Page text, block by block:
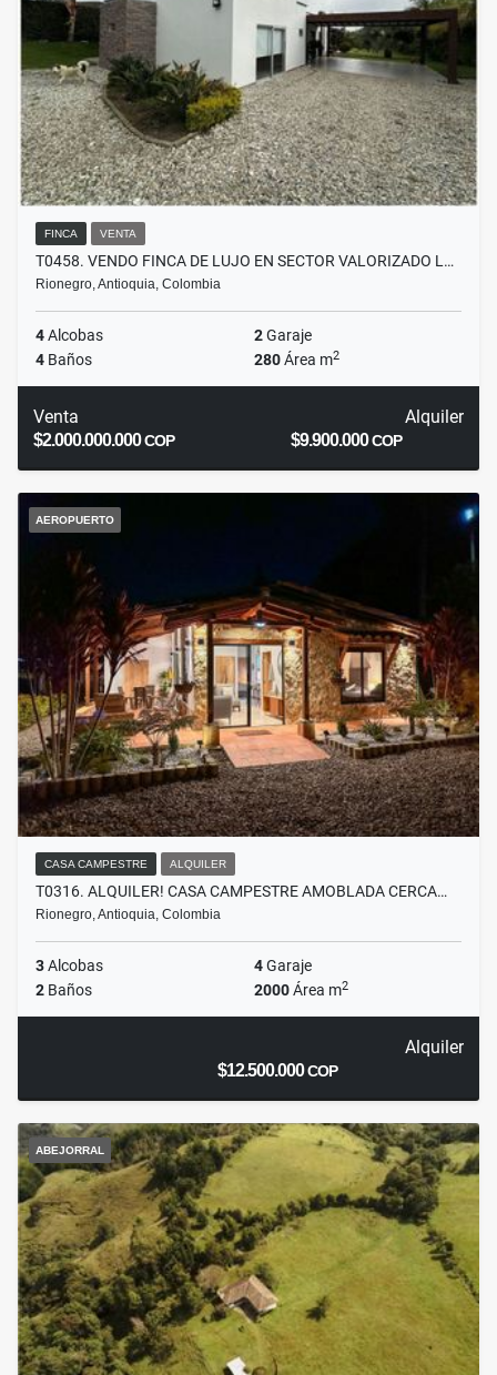
FINCA VENTA
T0458. VENDO FINCA DE LUJO EN SECTOR VALORIZADO L…
Rionegro, Antioquia, Colombia
4Alcobas 2Garaje
4 Baños 280Área m2
Venta
$2.000.000.000COP
Alquiler
$9.900.000COP
AEROPUERTO
CASA CAMPESTRE ALQUILER
T0316. ALQUILER! CASA CAMPESTRE AMOBLADA CERCA…
Rionegro, Antioquia, Colombia
3Alcobas 4Garaje
2 Baños 2000Área m2
Alquiler
$12.500.000COP
ABEJORRAL